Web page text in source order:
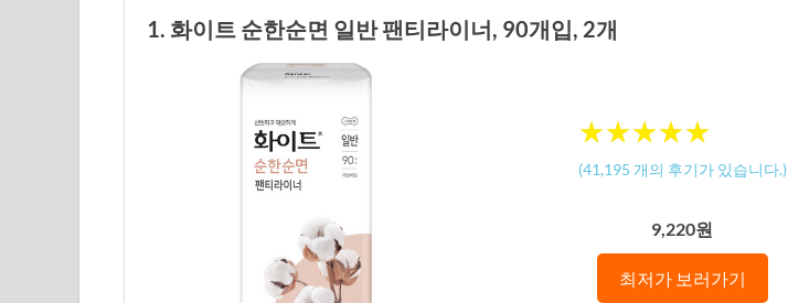
1. 화이트 순한순면 일반 팬티라이너, 90개입, 2개
★★★★★
★★★★★
(41,195 개의 후기가 있습니다.)
9,220원
최저가 보러가기